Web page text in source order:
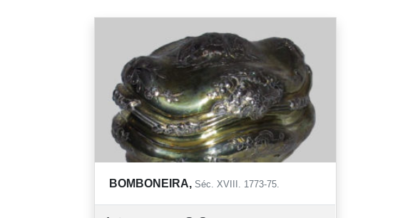
BOMBONEIRA, Séc. XVIII. 1773-75.